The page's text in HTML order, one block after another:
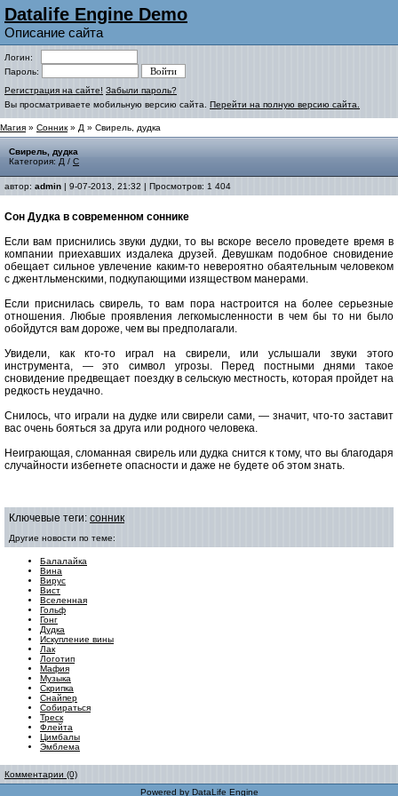
Datalife Engine Demo
Описание сайта
Логин:
Пароль:
Регистрация на сайте! Забыли пароль?
Вы просматриваете мобильную версию сайта. Перейти на полную версию сайта.
Магия » Сонник » Д » Свирель, дудка
Свирель, дудка
Категория: Д / С
автор: admin | 9-07-2013, 21:32 | Просмотров: 1 404
Сон Дудка в современном соннике
Если вам приснились звуки дудки, то вы вскоре весело проведете время в
компании приехавших издалека друзей. Девушкам подобное сновидение
обещает сильное увлечение каким-то невероятно обаятельным человеком
с джентльменскими, подкупающими изяществом манерами.
Если приснилась свирель, то вам пора настроится на более серьезные
отношения. Любые проявления легкомысленности в чем бы то ни было
обойдутся вам дороже, чем вы предполагали.
Увидели, как кто-то играл на свирели, или услышали звуки этого
инструмента, — это символ угрозы. Перед постными днями такое
сновидение предвещает поездку в сельскую местность, которая пройдет на
редкость неудачно.
Снилось, что играли на дудке или свирели сами, — значит, что-то заставит
вас очень бояться за друга или родного человека.
Неиграющая, сломанная свирель или дудка снится к тому, что вы благодаря
случайности избегнете опасности и даже не будете об этом знать.
Ключевые теги: сонник
Другие новости по теме:
Балалайка
Вина
Вирус
Вист
Вселенная
Гольф
Гонг
Дудка
Искупление вины
Лак
Логотип
Мафия
Музыка
Скрипка
Снайпер
Собираться
Треск
Флейта
Цимбалы
Эмблема
Комментарии (0)
Powered by DataLife Engine